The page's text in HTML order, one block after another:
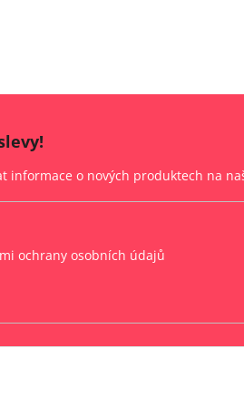
informace o nových produktech na
ochrany osobních údajů